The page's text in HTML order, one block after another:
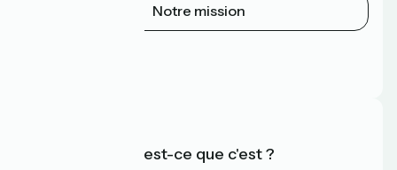
Notre mission
Accueil Vélo qu'est-ce que c'est ?